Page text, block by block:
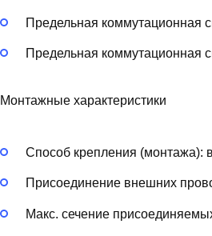
Предельная коммутационная
Предельная коммутационная
Монтажные характеристики
Способ крепления (монтажа):
Присоединение внешних
Макс. сечение